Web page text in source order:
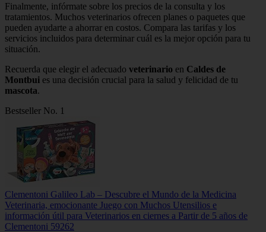
Finalmente, infórmate sobre los precios de la consulta y los
tratamientos. Muchos veterinarios ofrecen planes o paquetes que
pueden ayudarte a ahorrar en costos. Compara las tarifas y los
servicios incluidos para determinar cuál es la mejor opción para tu
situación.
Recuerda que elegir el adecuado veterinario en Caldes de
Montbui es una decisión crucial para la salud y felicidad de tu
mascota.
Bestseller No. 1
Clementoni Galileo Lab – Descubre el Mundo de la Medicina
Veterinaria, emocionante Juego con Muchos Utensilios e
información útil para Veterinarios en ciernes a Partir de 5 años de
Clementoni 59262